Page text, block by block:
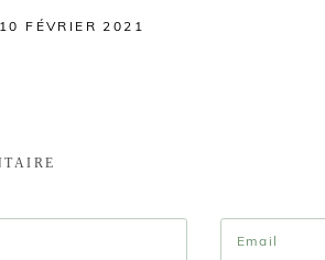
10 FÉVRIER 2021